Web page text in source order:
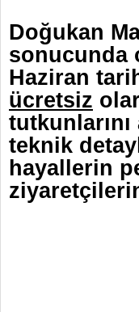
Doğukan
sonucunda
Haziran
ücretsiz
teknik
hayallerin